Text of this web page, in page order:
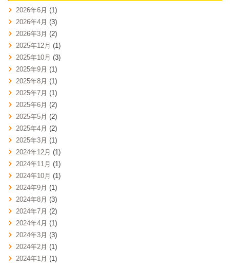
2026年6月 (1)
2026年4月 (3)
2026年3月 (2)
2025年12月 (1)
2025年10月 (3)
2025年9月 (1)
2025年8月 (1)
2025年7月 (1)
2025年6月 (2)
2025年5月 (2)
2025年4月 (2)
2025年3月 (1)
2024年12月 (1)
2024年11月 (1)
2024年10月 (1)
2024年9月 (1)
2024年8月 (3)
2024年7月 (2)
2024年4月 (1)
2024年3月 (3)
2024年2月 (1)
2024年1月 (1)